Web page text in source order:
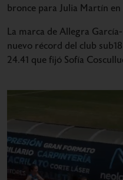
bronce para Julia Martín en
La marca de Allegra
nuevo récord del club
24.41 que fijó Sofía